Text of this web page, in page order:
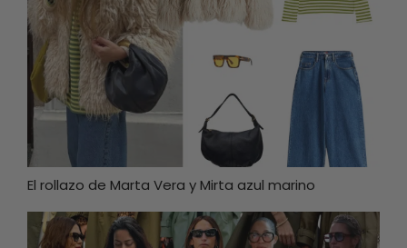
El rollazo de Marta Vera y Mirta azul marino